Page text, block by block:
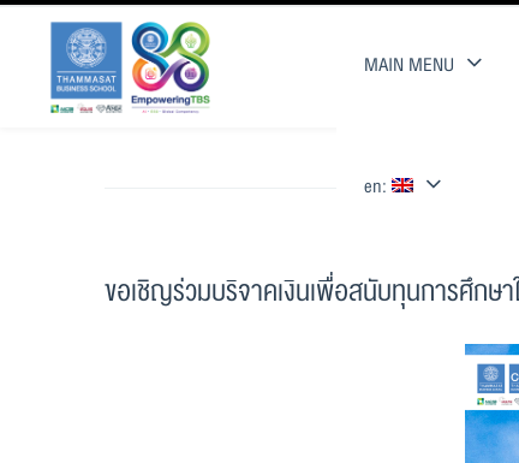
MAIN MENU
en:
ขอเชิญร่วมบริจาคเงินเพื่อสนับทุนการศึก